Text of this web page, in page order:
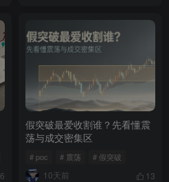
6
假突破最爱收割谁？先看懂震
荡与成交密集区
# poc # 震荡 # 假突破
10天前 13